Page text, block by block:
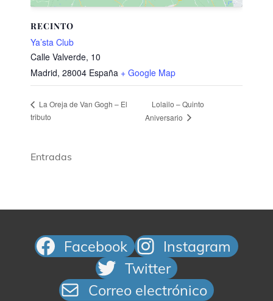
RECINTO
Ya’sta Club
Calle Valverde, 10
Madrid, 28004 España + Google Map
La Oreja de Van Gogh – El
tributo​
Lolailo – Quinto
Aniversario
Entradas
Facebook
Instagram
Twitter
Correo electrónico